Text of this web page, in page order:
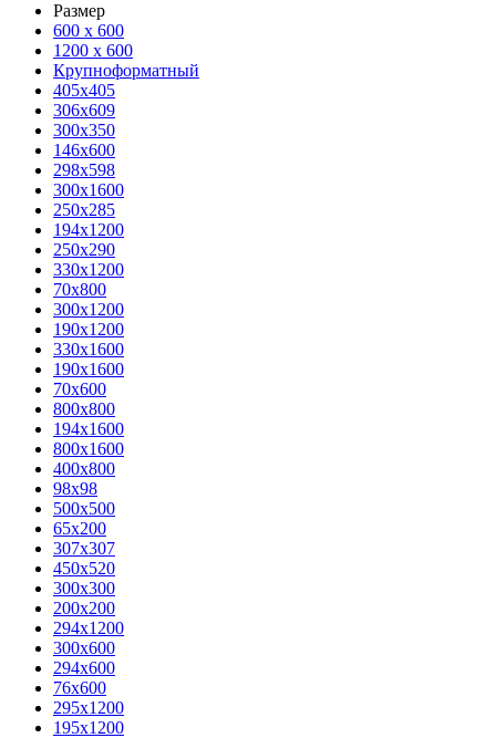
Размер
600 х 600
1200 х 600
Крупноформатный
405x405
306x609
300x350
146x600
298x598
300x1600
250x285
194x1200
250x290
330x1200
70x800
300x1200
190x1200
330x1600
190x1600
70x600
800x800
194x1600
800x1600
400х800
98x98
500x500
65x200
307x307
450x520
300x300
200x200
294x1200
300x600
294x600
76х600
295х1200
195х1200